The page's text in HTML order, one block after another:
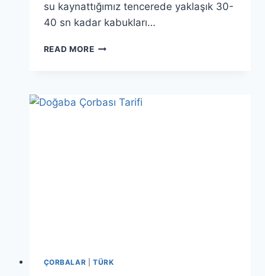
su kaynattığımız tencerede yaklaşık 30-
40 sn kadar kabukları…
READ MOREDOMATES
ÇORBALAR |TÜRK